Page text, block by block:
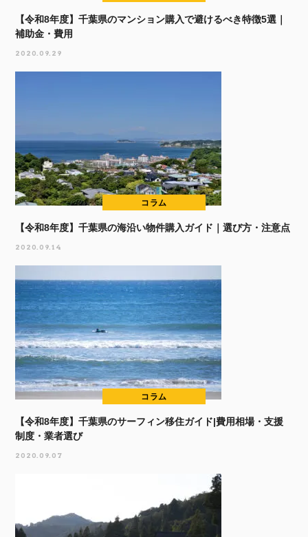
【令和8年度】千葉県のマンション購入で避けるべき特徴5選｜
補助金・費用
2020.09.29
コラム
【令和8年度】千葉県の海沿い物件購入ガイド｜選び方・注意点
2020.09.14
コラム
【令和8年度】千葉県のサーフィン移住ガイド|費用相場・支援
制度・業者選び
2020.09.07